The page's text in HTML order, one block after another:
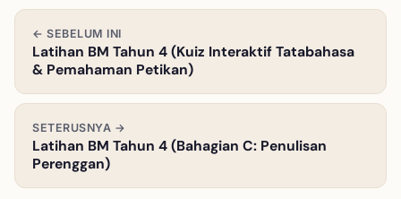
← SEBELUM INI
Latihan BM Tahun 4 (Kuiz Interaktif Tatabahasa
& Pemahaman Petikan)
SETERUSNYA →
Latihan BM Tahun 4 (Bahagian C: Penulisan
Perenggan)